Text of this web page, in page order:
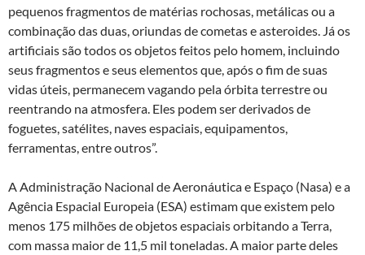
pequenos fragmentos de matérias rochosas, metálicas ou a
combinação das duas, oriundas de cometas e asteroides. Já os
artificiais são todos os objetos feitos pelo homem, incluindo
seus fragmentos e seus elementos que, após o fim de suas
vidas úteis, permanecem vagando pela órbita terrestre ou
reentrando na atmosfera. Eles podem ser derivados de
foguetes, satélites, naves espaciais, equipamentos,
ferramentas, entre outros”.
A Administração Nacional de Aeronáutica e Espaço (Nasa) e a
Agência Espacial Europeia (ESA) estimam que existem pelo
menos 175 milhões de objetos espaciais orbitando a Terra,
com massa maior de 11,5 mil toneladas. A maior parte deles